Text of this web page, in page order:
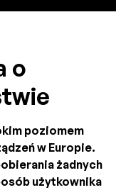
o
poziomem
w Europie.
żadnych
użytkownika